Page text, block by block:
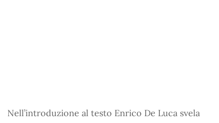
Nell’introduzione al testo Enrico De Luca svela